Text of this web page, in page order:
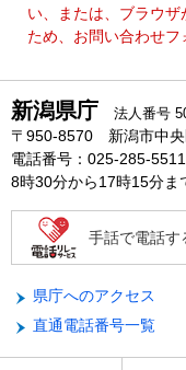
い、または、ブラウ
ため、お問い合わせフ
新潟県庁 法人番号
〒950-8570 新潟市中央
電話番号：025-285-5511
8時30分から17時15分ま
手話で電話す
県庁へのアクセス
直通電話番号一覧